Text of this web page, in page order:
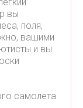
вы
поля,
вашими
и вы
самолета